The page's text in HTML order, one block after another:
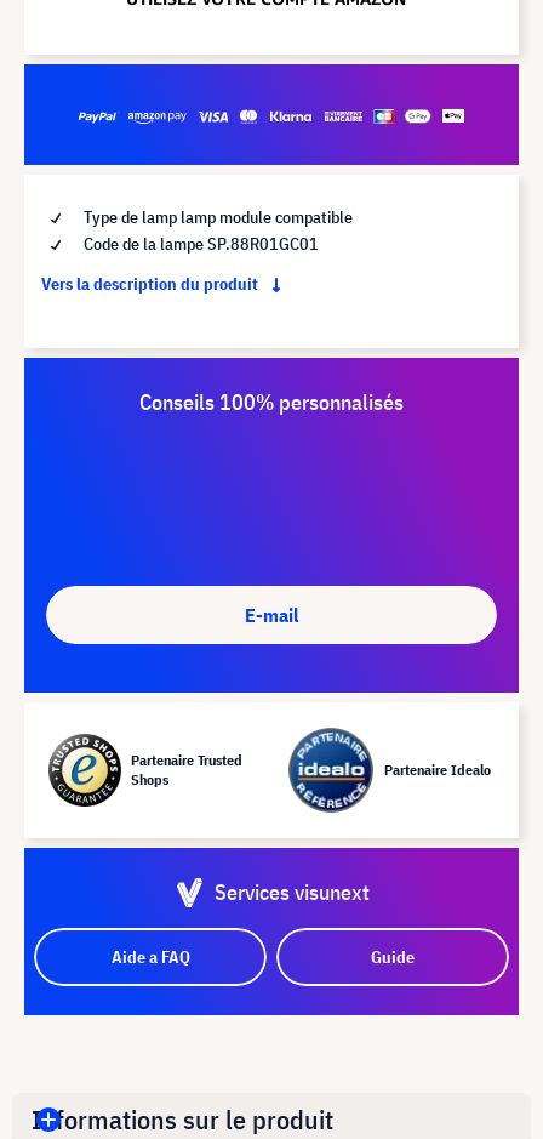
Type de lamp lamp module compatible
Code de la lampe SP.88R01GC01
Vers la description du produit
Conseils 100% personnalisés
E-mail
Partenaire Trusted
Shops
Partenaire Idealo
Services visunext
Aide a FAQ Guide
Informations sur le produit